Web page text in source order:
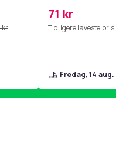
kr
71 kr
Tidligere laveste pris:
fredag, 14 aug.